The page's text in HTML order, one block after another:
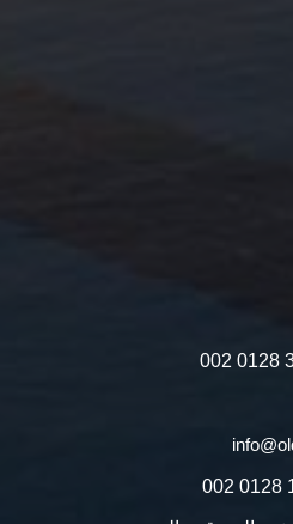
002 0128
002 0128